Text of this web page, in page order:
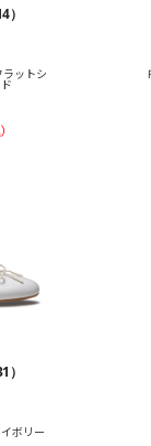
）
ラットシ
）
ボリー